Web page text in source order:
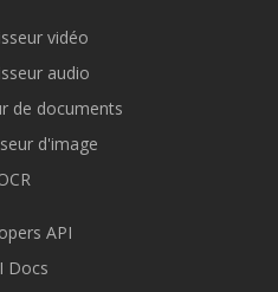
vidéo
audio
de documents
d'image
API
Docs